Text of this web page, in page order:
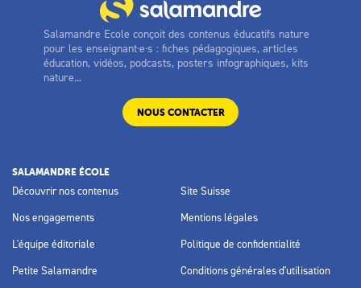
Salamandre Ecole conçoit des contenus éducatifs nature
pour les enseignant·e·s : fiches pédagogiques, articles
éducation, vidéos, podcasts, posters infographiques, kits
nature...
NOUS CONTACTER
SALAMANDRE ÉCOLE
Découvrir nos contenus
Nos engagements
L'équipe éditoriale
Petite Salamandre
Site Suisse
Mentions légales
Politique de confidentialité
Conditions générales d'utilisation